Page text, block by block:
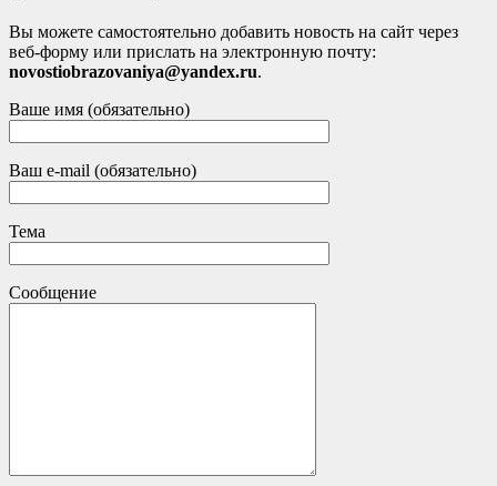
Вы можете самостоятельно добавить новость на сайт через
веб-форму или прислать на электронную почту:
novostiobrazovaniya@yandex.ru.
Ваше имя (обязательно)
Ваш e-mail (обязательно)
Тема
Сообщение